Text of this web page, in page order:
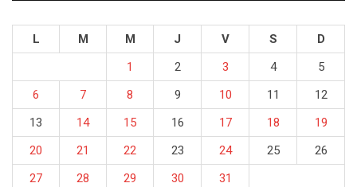
L M M J V S
D
1
2 3 4
5
6
7 8 9 10 11
12
13
14 15 16 17 18
19
20
21 22 23 24 25
26
27
28 29 30 31